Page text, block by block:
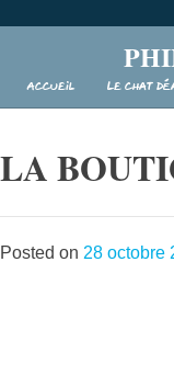
Accueil Le Chat
LA
Posted on 28 octobre